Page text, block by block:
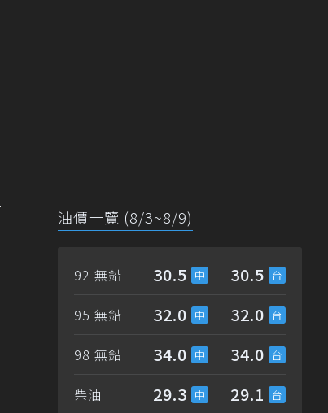
油價一覽 (8/3~8/9)
92 無鉛 30.5 30.5
95 無鉛 32.0 32.0
98 無鉛 34.0 34.0
柴油 29.3 29.1